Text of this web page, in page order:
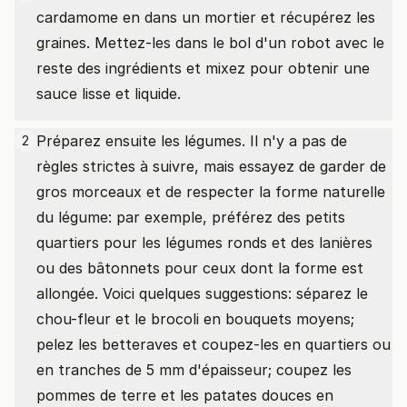
cardamome en dans un mortier et récupérez les
graines. Mettez-les dans le bol d'un robot avec le
reste des ingrédients et mixez pour obtenir une
sauce lisse et liquide.
2 Préparez ensuite les légumes. Il n'y a pas de
règles strictes à suivre, mais essayez de garder de
gros morceaux et de respecter la forme naturelle
du légume: par exemple, préférez des petits
quartiers pour les légumes ronds et des lanières
ou des bâtonnets pour ceux dont la forme est
allongée. Voici quelques suggestions: séparez le
chou-fleur et le brocoli en bouquets moyens;
pelez les betteraves et coupez-les en quartiers ou
en tranches de 5 mm d'épaisseur; coupez les
pommes de terre et les patates douces en